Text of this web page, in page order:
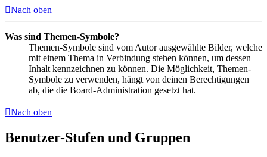
Nach oben
Was sind Themen-Symbole?
Themen-Symbole sind vom Autor ausgewählte Bilder, welche
mit einem Thema in Verbindung stehen können, um dessen
Inhalt kennzeichnen zu können. Die Möglichkeit, Themen-
Symbole zu verwenden, hängt von deinen Berechtigungen
ab, die die Board-Administration gesetzt hat.
Nach oben
Benutzer-Stufen und Gruppen